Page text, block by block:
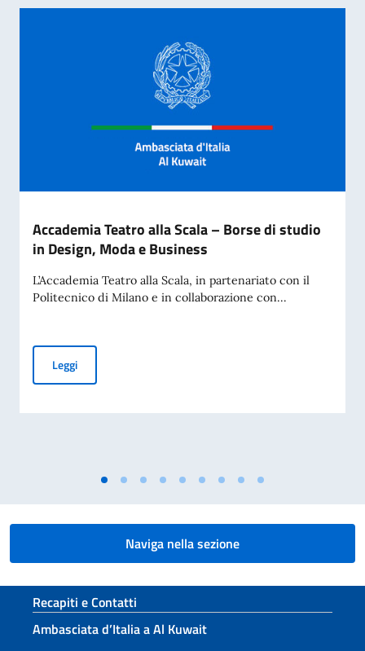
Accademia Teatro alla Scala – Borse di studio
in Design, Moda e Business
L’Accademia Teatro alla Scala, in partenariato con il
Politecnico di Milano e in collaborazione con...
LeggiAccademia Teatro alla Scala – Borse di studio in Design,
Naviga nella sezione
Sezione footer
Recapiti e Contatti
Ambasciata d’Italia a Al Kuwait